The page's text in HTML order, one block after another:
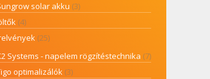
solar akku (3)
(4)
(25)
Systems - napelem rögzítéstechnika (7)
optimalizálók (3)